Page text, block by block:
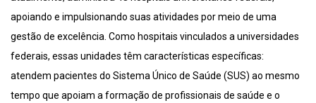
apoiando e impulsionando suas atividades por meio de uma
gestão de excelência. Como hospitais vinculados a universidades
federais, essas unidades têm características específicas:
atendem pacientes do Sistema Único de Saúde (SUS) ao mesmo
tempo que apoiam a formação de profissionais de saúde e o